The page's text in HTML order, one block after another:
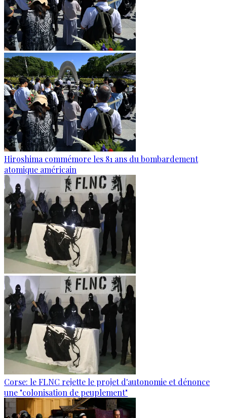
Hiroshima commémore les 81 ans du bombardement
atomique américain
Corse: le FLNC rejette le projet d'autonomie et dénonce
une "colonisation de peuplement"